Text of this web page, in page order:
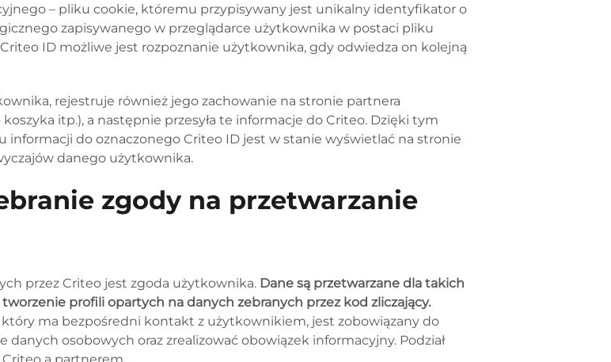
– pliku cookie, któremu przypisywany jest unikalny identyfikator o
zapisywanego w przeglądarce użytkownika w postaci pliku
ID możliwe jest rozpoznanie użytkownika, gdy odwiedza on kolejną
rejestruje również jego zachowanie na stronie partnera
itp.), a następnie przesyła te informacje do Criteo. Dzięki tym
informacji do oznaczonego Criteo ID jest w stanie wyświetlać na stronie
danego użytkownika.
zgody na przetwarzanie
przez Criteo jest zgoda użytkownika. Dane są przetwarzane dla takich
profili opartych na danych zebranych przez kod zliczający.
ma bezpośredni kontakt z użytkownikiem, jest zobowiązany do
osobowych oraz zrealizować obowiązek informacyjny. Podział